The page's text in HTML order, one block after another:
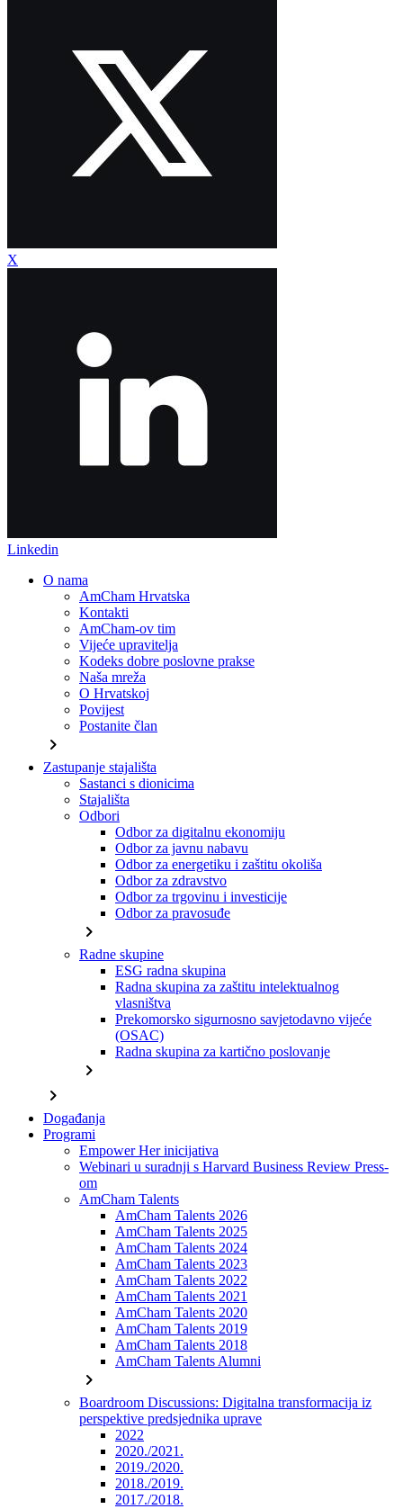
X
Linkedin
O nama
AmCham Hrvatska
Kontakti
AmCham-ov tim
Vijeće upravitelja
Kodeks dobre poslovne prakse
Naša mreža
O Hrvatskoj
Povijest
Postanite član
chevron_right
Zastupanje stajališta
Sastanci s dionicima
Stajališta
Odbori
Odbor za digitalnu ekonomiju
Odbor za javnu nabavu
Odbor za energetiku i zaštitu okoliša
Odbor za zdravstvo
Odbor za trgovinu i investicije
Odbor za pravosuđe
chevron_right
Radne skupine
ESG radna skupina
Radna skupina za zaštitu intelektualnog
vlasništva
Prekomorsko sigurnosno savjetodavno vijeće
(OSAC)
Radna skupina za kartično poslovanje
chevron_right
chevron_right
Događanja
Programi
Empower Her inicijativa
Webinari u suradnji s Harvard Business Review Press-
om
AmCham Talents
AmCham Talents 2026
AmCham Talents 2025
AmCham Talents 2024
AmCham Talents 2023
AmCham Talents 2022
AmCham Talents 2021
AmCham Talents 2020
AmCham Talents 2019
AmCham Talents 2018
AmCham Talents Alumni
chevron_right
Boardroom Discussions: Digitalna transformacija iz
perspektive predsjednika uprave
2022
2020./2021.
2019./2020.
2018./2019.
2017./2018.